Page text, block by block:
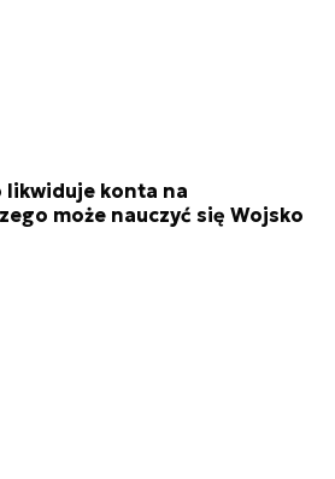
likwiduje konta na
może nauczyć się Wojsko